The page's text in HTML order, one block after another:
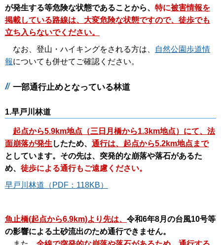
が発生する等危険な状態であることから、 特に被害情報を
掲載している路線は、大変危険な状態ですので、徒歩でも
立ち入らないでください。
なお、登山・ハイキングをされる方は、
自然公園歩道情
報についても併せてご確認ください。
一部通行止めとなっている林道
1.早戸川林道
起点から5.9km地点（三日月橋から1.3km地点）にて、法
面崩落が発生 したため、 通行は、起点から5.2km地点まで
としています。その先は、突発的な崩落や落石があるた
め、 徒歩による通行もご遠慮ください。
早戸川林道（PDF：118KB）
魚止橋(起点から6.9km)より先は、 令和6年8月の台風10号等
の影響による土砂流出のため通行できません。